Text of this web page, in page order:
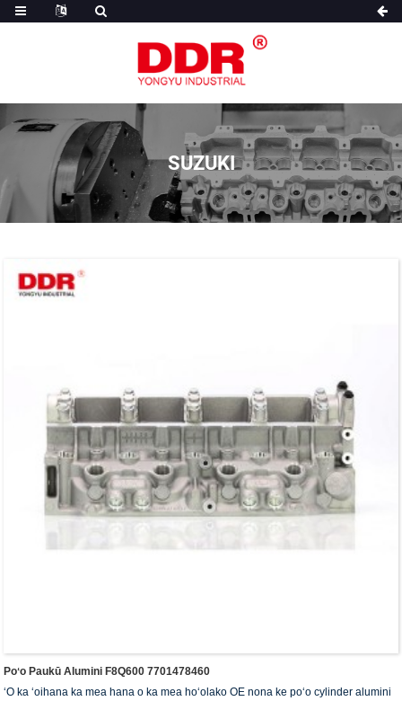
SUZUKI
Poʻo Paukū Alumini F8Q600 7701478460
ʻO ka ʻoihana ka mea hana o ka mea hoʻolako OE nona ke poʻo cylinder alumini